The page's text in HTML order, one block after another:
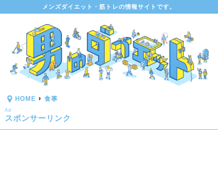
メンズダイエット・筋トレの情報サイトです。
HOME 食事
Ad
スポンサーリンク